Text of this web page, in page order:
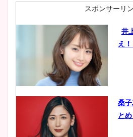
スポンサーリ
井
え
桑
と